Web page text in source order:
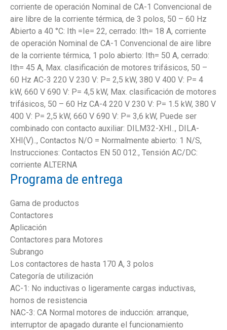
corriente de operación Nominal de CA-1 Convencional de
aire libre de la corriente térmica, de 3 polos, 50 – 60 Hz
Abierto a 40 °C: Ith =Ie= 22, cerrado: Ith= 18 A, corriente
de operación Nominal de CA-1 Convencional de aire libre
de la corriente térmica, 1 polo abierto: Ith= 50 A, cerrado:
Ith= 45 A, Max. clasificación de motores trifásicos, 50 –
60 Hz AC-3 220 V 230 V: P= 2,5 kW, 380 V 400 V: P= 4
kW, 660 V 690 V: P= 4,5 kW, Max. clasificación de motores
trifásicos, 50 – 60 Hz CA-4 220 V 230 V: P= 1.5 kW, 380 V
400 V: P= 2,5 kW, 660 V 690 V: P= 3,6 kW, Puede ser
combinado con contacto auxiliar: DILM32-XHI.., DILA-
XHI(V).., Contactos N/O = Normalmente abierto: 1 N/S,
Instrucciones: Contactos EN 50 012., Tensión AC/DC:
corriente ALTERNA
Programa de entrega
Gama de productos
Contactores
Aplicación
Contactores para Motores
Subrango
Los contactores de hasta 170 A, 3 polos
Categoría de utilización
AC-1: No inductivas o ligeramente cargas inductivas,
hornos de resistencia
NAC-3: CA Normal motores de inducción: arranque,
interruptor de apagado durante el funcionamiento